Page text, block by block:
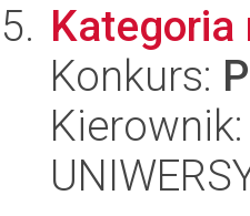
Kategoria
Konkurs: